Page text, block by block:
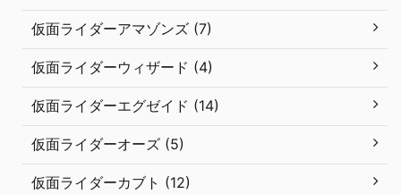
仮面ライダーアマゾンズ (7)
仮面ライダーウィザード (4)
仮面ライダーエグゼイド (14)
仮面ライダーオーズ (5)
仮面ライダーカブト (12)